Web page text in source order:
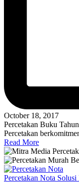
October 18, 2017
Percetakan Buku
Percetakan
Read More
Percetakan Nota